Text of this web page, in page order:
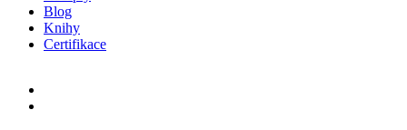
Blog
Knihy
Certifikace